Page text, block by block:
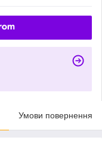
Умови повернення